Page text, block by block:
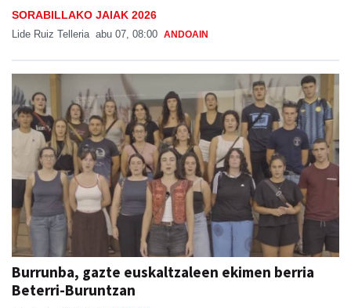
SORABILLAKO JAIAK 2026
Lide Ruiz Telleria abu 07, 08:00 ANDOAIN
Burrunba, gazte euskaltzaleen ekimen berria
Beterri-Buruntzan